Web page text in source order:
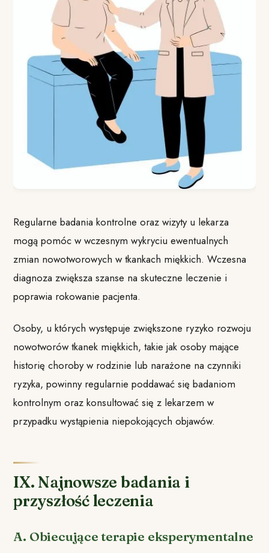
Regularne badania kontrolne oraz wizyty u lekarza
mogą pomóc w wczesnym wykryciu ewentualnych
zmian nowotworowych w tkankach miękkich. Wczesna
diagnoza zwiększa szanse na skuteczne leczenie i
poprawia rokowanie pacjenta.
Osoby, u których występuje zwiększone ryzyko rozwoju
nowotworów tkanek miękkich, takie jak osoby mające
historię choroby w rodzinie lub narażone na czynniki
ryzyka, powinny regularnie poddawać się badaniom
kontrolnym oraz konsultować się z lekarzem w
przypadku wystąpienia niepokojących objawów.
IX. Najnowsze badania i
przyszłość leczenia
A. Obiecujące terapie eksperymentalne